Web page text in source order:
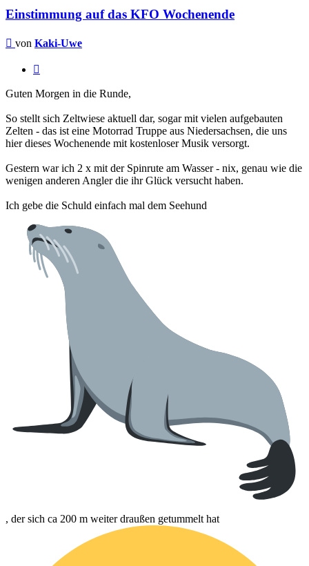
Einstimmung auf das KFO Wochenende
Beitrag
von Kaki-Uwe
Guten Morgen in die Runde,
So stellt sich Zeltwiese aktuell dar, sogar mit vielen aufgebauten
Zelten - das ist eine Motorrad Truppe aus Niedersachsen, die uns
hier dieses Wochenende mit kostenloser Musik versorgt.
Gestern war ich 2 x mit der Spinrute am Wasser - nix, genau wie die
wenigen anderen Angler die ihr Glück versucht haben.
Ich gebe die Schuld einfach mal dem Seehund
, der sich ca 200 m weiter draußen getummelt hat